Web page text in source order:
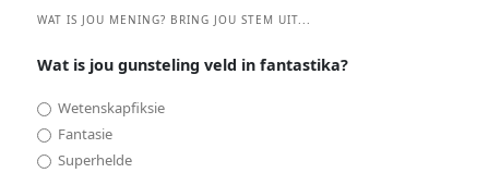
WAT IS JOU MENING? BRING JOU STEM UIT...
Wat is jou gunsteling veld in fantastika?
Wetenskapfiksie
Fantasie
Superhelde